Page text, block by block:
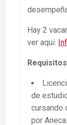
Hay 2
ver aquí:
de
cursando
por Aneca.